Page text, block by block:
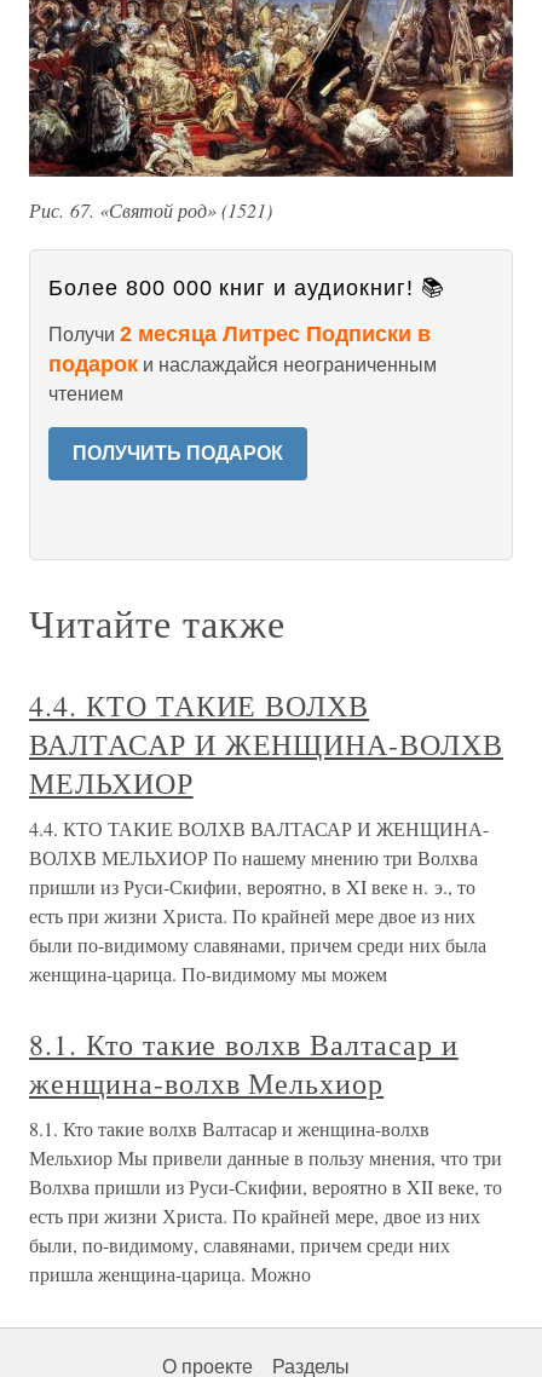
Рис. 67. «Святой род» (1521)
Более 800 000 книг и аудиокниг! 📚
Получи 2 месяца Литрес Подписки в
подарок и наслаждайся неограниченным
чтением
ПОЛУЧИТЬ ПОДАРОК
Читайте также
4.4. КТО ТАКИЕ ВОЛХВ
ВАЛТАСАР И ЖЕНЩИНА-ВОЛХВ
МЕЛЬХИОР
4.4. КТО ТАКИЕ ВОЛХВ ВАЛТАСАР И ЖЕНЩИНА-
ВОЛХВ МЕЛЬХИОР По нашему мнению три Волхва
пришли из Руси-Скифии, вероятно, в XI веке н. э., то
есть при жизни Христа. По крайней мере двое из них
были по-видимому славянами, причем среди них была
женщина-царица. По-видимому мы можем
8.1. Кто такие волхв Валтасар и
женщина-волхв Мельхиор
8.1. Кто такие волхв Валтасар и женщина-волхв
Мельхиор Мы привели данные в пользу мнения, что три
Волхва пришли из Руси-Скифии, вероятно в XII веке, то
есть при жизни Христа. По крайней мере, двое из них
были, по-видимому, славянами, причем среди них
пришла женщина-царица. Можно
О проекте Разделы